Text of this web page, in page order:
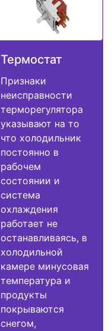
Термостат
Признаки
неисправности
терморегулятора
указывают на то
что холодильник
постоянно в
рабочем
состоянии и
система
охлаждения
работает не
останавливаясь, в
холодильной
камере минусовая
температура и
продукты
покрываются
снегом,